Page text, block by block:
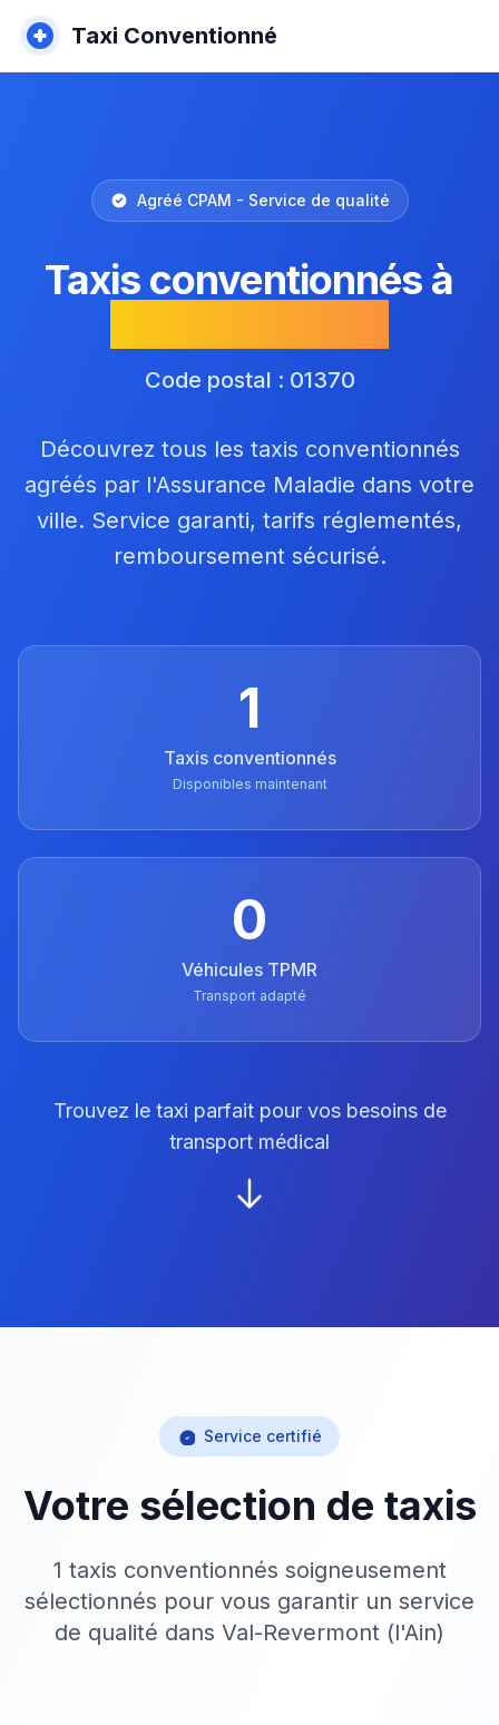
Taxi Conventionné
Agréé CPAM - Service de qualité
Taxis conventionnés à
Code postal : 01370
Découvrez tous les taxis conventionnés
agréés par l'Assurance Maladie dans votre
ville. Service garanti, tarifs réglementés,
remboursement sécurisé.
1
Taxis conventionnés
Disponibles maintenant
0
Véhicules TPMR
Transport adapté
Trouvez le taxi parfait pour vos besoins de
transport médical
Service certifié
Votre sélection de taxis
1 taxis conventionnés soigneusement
sélectionnés pour vous garantir un service
de qualité dans Val-Revermont (l'Ain)